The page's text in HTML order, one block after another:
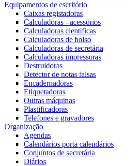
Equipamentos de escritório
Caixas registadoras
Calculadoras - acessórios
Calculadoras cientificas
Calculadoras de bolso
Calculadoras de secretária
Calculadoras impressoras
Destruidoras
Detector de notas falsas
Encadernadoras
Etiquetadoras
Outras máquinas
Plastificadoras
Telefones e gravadores
Organização
Agendas
Calendários porta calendários
Conjuntos de secretária
Diários